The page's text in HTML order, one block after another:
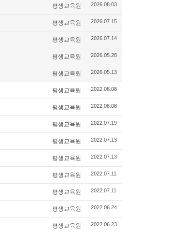
평생교육원 2026.08.03
평생교육원 2026.07.15
평생교육원 2026.07.14
평생교육원 2026.05.28
평생교육원 2026.05.13
평생교육원 2022.08.08
평생교육원 2022.08.08
평생교육원 2022.07.19
평생교육원 2022.07.13
평생교육원 2022.07.13
평생교육원 2022.07.11
평생교육원 2022.07.11
평생교육원 2022.06.24
평생교육원 2022.06.23